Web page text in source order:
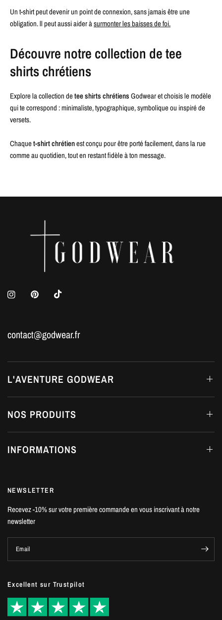
Un t-shirt peut devenir un point de connexion, sans jamais être une
obligation. ll peut aussi aider àsurmonter les baisses de foi.
Découvre notre collection de tee
shirts chrétiens
Explore la collection detee shirts chrétiensGodwear et choisis le modèle
qui te correspond : minimaliste, typographique, symbolique ou inspiré de
versets.
Chaquet-shirt chrétienest conçu pour être porté facilement, dans la rue
comme au quotidien, tout en restant fidèle à ton message.
contact@godwear.fr
L'AVENTURE GODWEAR
NOS PRODUITS
INFORMATIONS
NEWSLETTER
Recevez -10% sur votre première commande en vous inscrivant à notre
newsletter
Email
Excellent sur Trustpilot